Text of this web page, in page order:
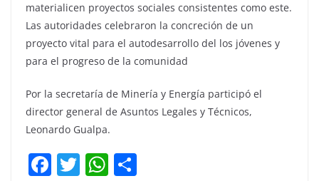
materialicen proyectos sociales consistentes como este.
Las autoridades celebraron la concreción de un
proyecto vital para el autodesarrollo del los jóvenes y
para el progreso de la comunidad
Por la secretaría de Minería y Energía participó el
director general de Asuntos Legales y Técnicos,
Leonardo Gualpa.
F T W